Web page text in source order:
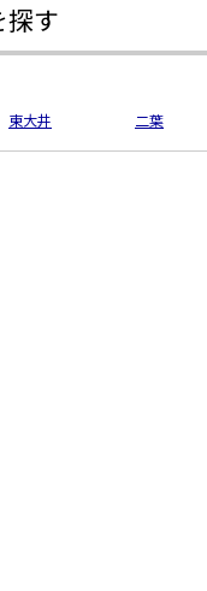
探す
東大井 二葉